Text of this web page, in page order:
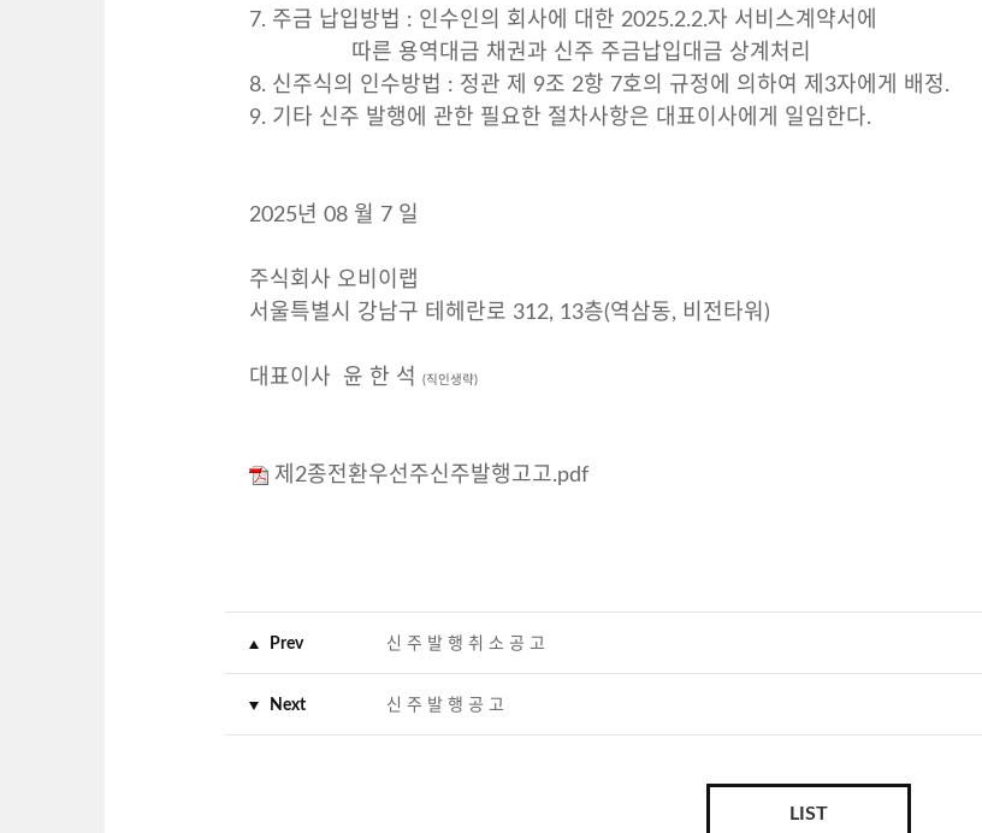
7. 주금 납입방법 : 인수인의 회사에 대한 2025.2.2.자 서비스계약서에
따른 용역대금 채권과 신주 주금납입대금 상계처리
8. 신주식의 인수방법 : 정관 제 9조 2항 7호의 규정에 의하여 제3자에게 배정.
9. 기타 신주 발행에 관한 필요한 절차사항은 대표이사에게 일임한다.
2025년 08 월 7 일
주식회사 오비이랩
서울특별시 강남구 테헤란로 312, 13층(역삼동, 비전타워)
대표이사 윤 한 석 (직인생략)
제2종전환우선주신주발행고고.pdf
Prev 신 주 발 행 취 소 공 고
Next 신 주 발 행 공 고
LIST